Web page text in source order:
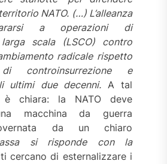
NATO. (…) L’alleanza
a operazioni di
scala (LSCO) contro
radicale rispetto
controinsurrezione e
ultimi due decenni.A tal
chiara: la NATO deve
macchina da guerra
da un chiaro
si risponde con la
cercano di esternalizzare i